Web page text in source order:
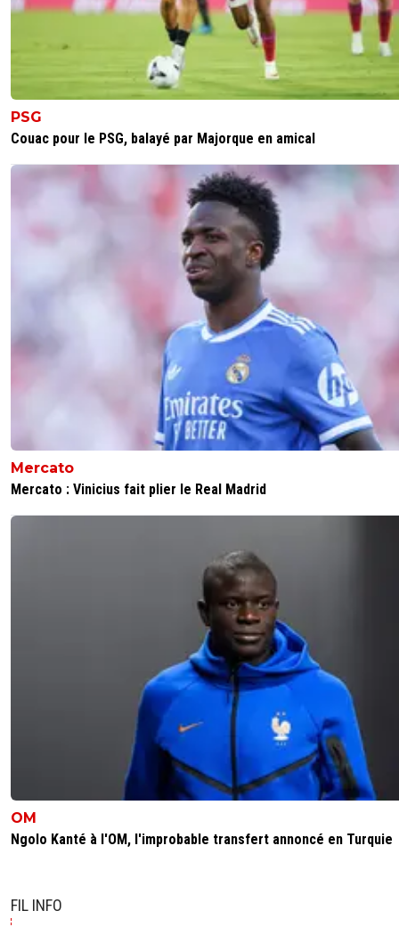
PSG
Couac pour le PSG, balayé par Majorque en amical
Mercato
Mercato : Vinicius fait plier le Real Madrid
OM
Ngolo Kanté à l'OM, l'improbable transfert annoncé en Turquie
FIL INFO